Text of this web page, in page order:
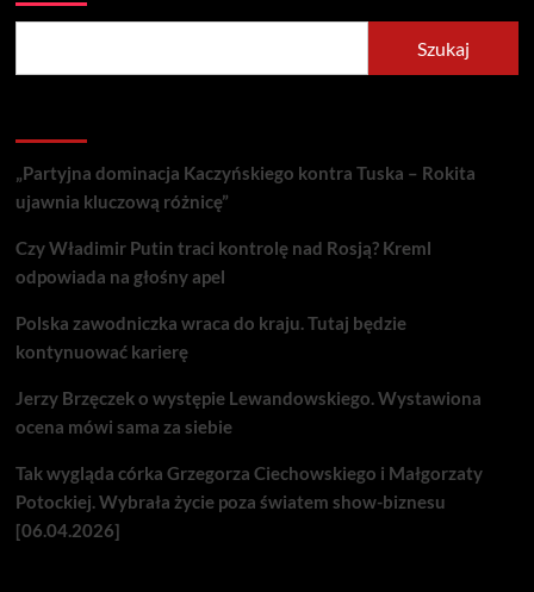
Szukaj
„Partyjna dominacja Kaczyńskiego kontra Tuska – Rokita
ujawnia kluczową różnicę”
Czy Władimir Putin traci kontrolę nad Rosją? Kreml
odpowiada na głośny apel
Polska zawodniczka wraca do kraju. Tutaj będzie
kontynuować karierę
Jerzy Brzęczek o występie Lewandowskiego. Wystawiona
ocena mówi sama za siebie
Tak wygląda córka Grzegorza Ciechowskiego i Małgorzaty
Potockiej. Wybrała życie poza światem show-biznesu
[06.04.2026]